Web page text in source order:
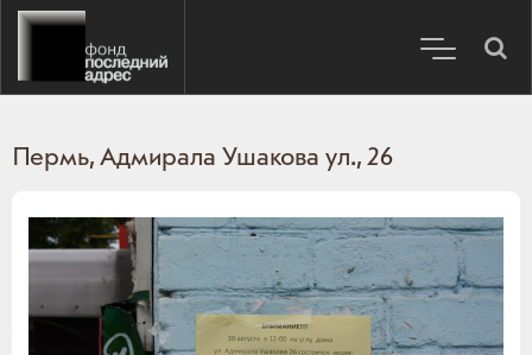
Пермь, Адмирала Ушакова ул., 26